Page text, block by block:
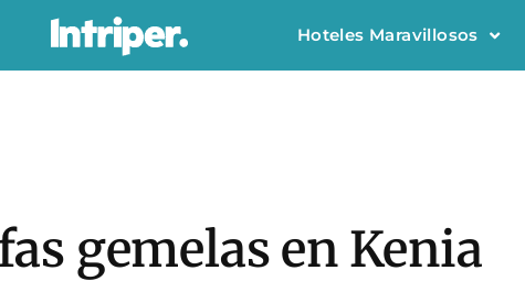
Hoteles Maravillosos
gemelas en Kenia